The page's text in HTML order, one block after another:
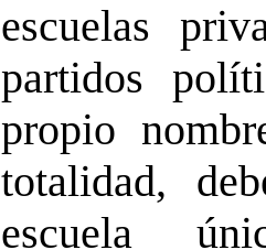
escuelas
partidos
propio
totalidad,
escuela